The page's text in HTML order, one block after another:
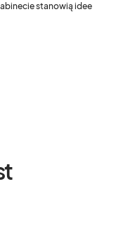
stanowią idee